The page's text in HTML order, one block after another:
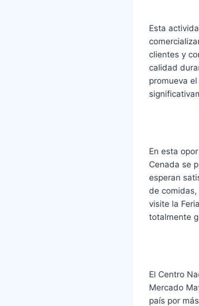
Esta
clientes y
calidad
promueva
En esta
Cenada se
esperan
de
visite la
totalmente
El Centro
Mercado
país por